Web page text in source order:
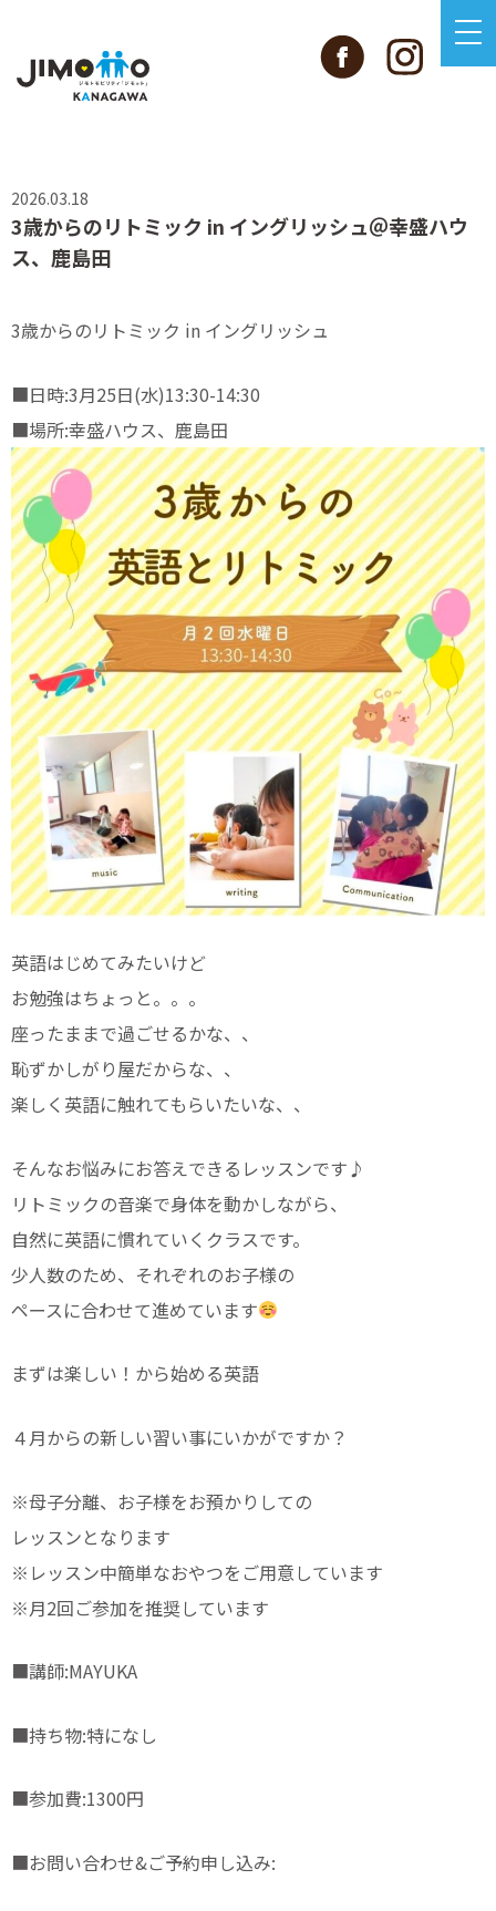
2026.03.18
3歳からのリトミック in イングリッシュ＠幸盛ハウ
ス、鹿島田
3歳からのリトミック in イングリッシュ
■日時:3月25日(水)13:30-14:30
■場所:幸盛ハウス、鹿島田
英語はじめてみたいけど
お勉強はちょっと。。。
座ったままで過ごせるかな、、
恥ずかしがり屋だからな、、
楽しく英語に触れてもらいたいな、、
そんなお悩みにお答えできるレッスンです♪
リトミックの音楽で身体を動かしながら、
自然に英語に慣れていくクラスです。
少人数のため、それぞれのお子様の
ペースに合わせて進めています
まずは楽しい！から始める英語
４月からの新しい習い事にいかがですか？
※母子分離、お子様をお預かりしての
レッスンとなります
※レッスン中簡単なおやつをご用意しています
※月2回ご参加を推奨しています
■講師:MAYUKA
■持ち物:特になし
■参加費:1300円
■お問い合わせ&ご予約申し込み: